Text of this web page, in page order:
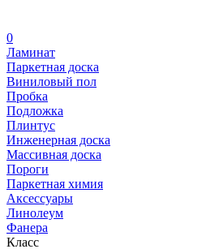
0
Ламинат
Паркетная доска
Виниловый пол
Пробка
Подложка
Плинтус
Инженерная доска
Массивная доска
Пороги
Паркетная химия
Аксессуары
Линолеум
Фанера
Класс